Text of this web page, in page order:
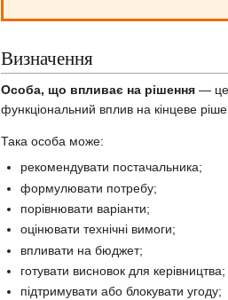
Визначення
Особа, що впливає на рішення — це
функціональний вплив на кінцеве
Така особа може:
рекомендувати постачальника;
формулювати потребу;
порівнювати варіанти;
оцінювати технічні вимоги;
впливати на бюджет;
готувати висновок для керівництва;
підтримувати або блокувати угоду;